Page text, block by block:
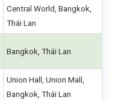
Central World, Bangkok,
Thái Lan
Bangkok, Thái Lan
Union Hall, Union Mall,
Bangkok, Thái Lan